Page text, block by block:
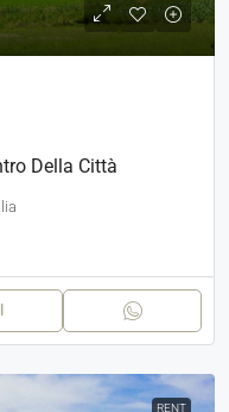
Della Città
RENT